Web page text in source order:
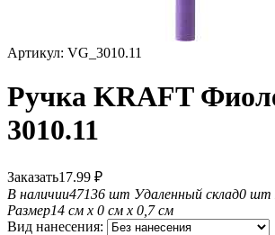
Артикул: VG_3010.11
Ручка KRAFT
3010.11
Заказать17.99 ₽
В наличии47136 шт Удаленный склад0 шт
Размер14 см х 0 см х 0,7 см
Вид нанесения: